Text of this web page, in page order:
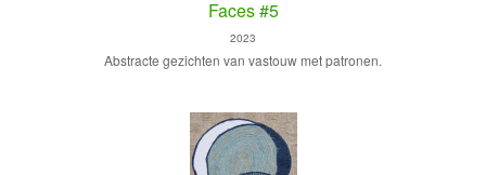
Faces #5
2023
Abstracte gezichten van vastouw met patronen.